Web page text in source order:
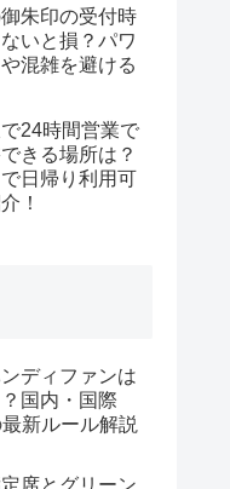
朱印の受付時
いと損？パワ
混雑を避ける
24時間営業で
きる場所は？
日帰り利用可
！
ディファンは
国内・国際
新ルール解説